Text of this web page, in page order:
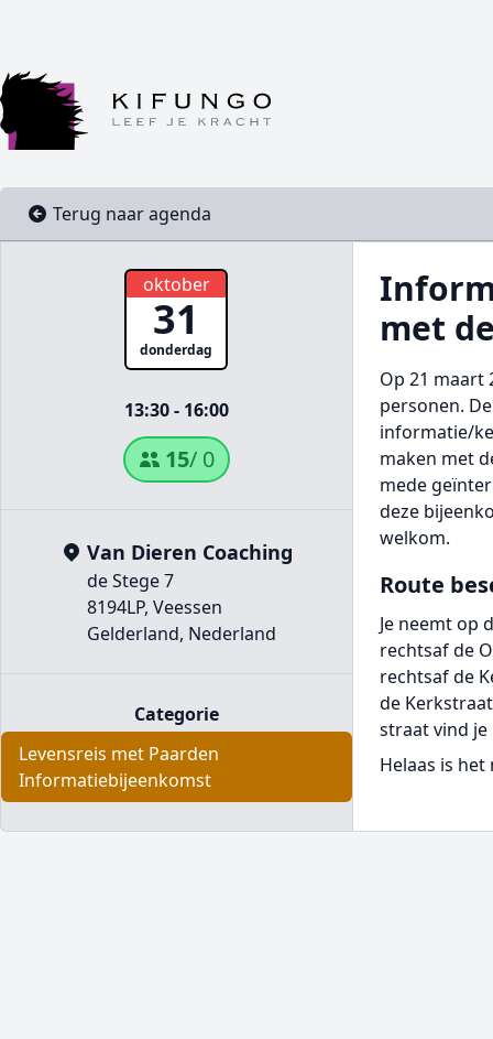
Terug naar agenda
oktober
31
donderdag
13:30 - 16:00
15/ 0
Van Dieren Coaching
de Stege 7
8194LP, Veessen
Gelderland, Nederland
Categorie
Levensreis met Paarden
Informatiebijeenkomst
met
Op 21 maart
personen.
informatie/
maken met
mede
deze
welkom.
Route
Je neemt op
rechtsaf de
rechtsaf de
de
straat vind
Helaas is